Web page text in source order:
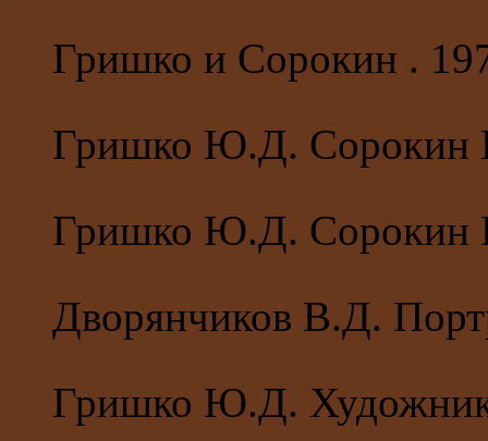
Гришко и Сорокин .
Гришко Ю.Д. Сорокин
Гришко Ю.Д. Сорокин
Дворянчиков В.Д.
Гришко Ю.Д.